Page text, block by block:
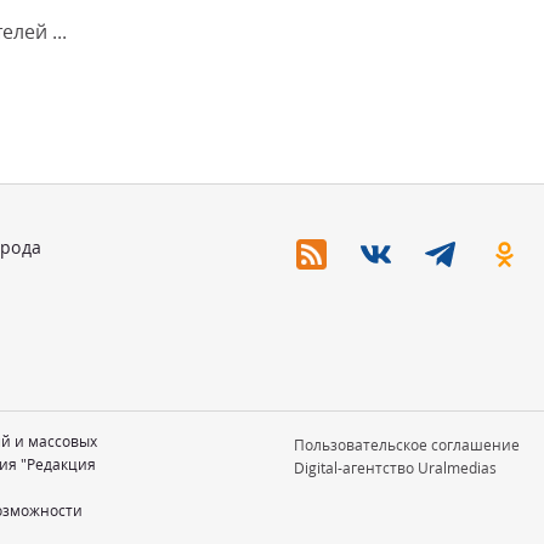
...
и массовых
"Редакция
Пользовательское соглашение
Digital-агентство Uralmedias